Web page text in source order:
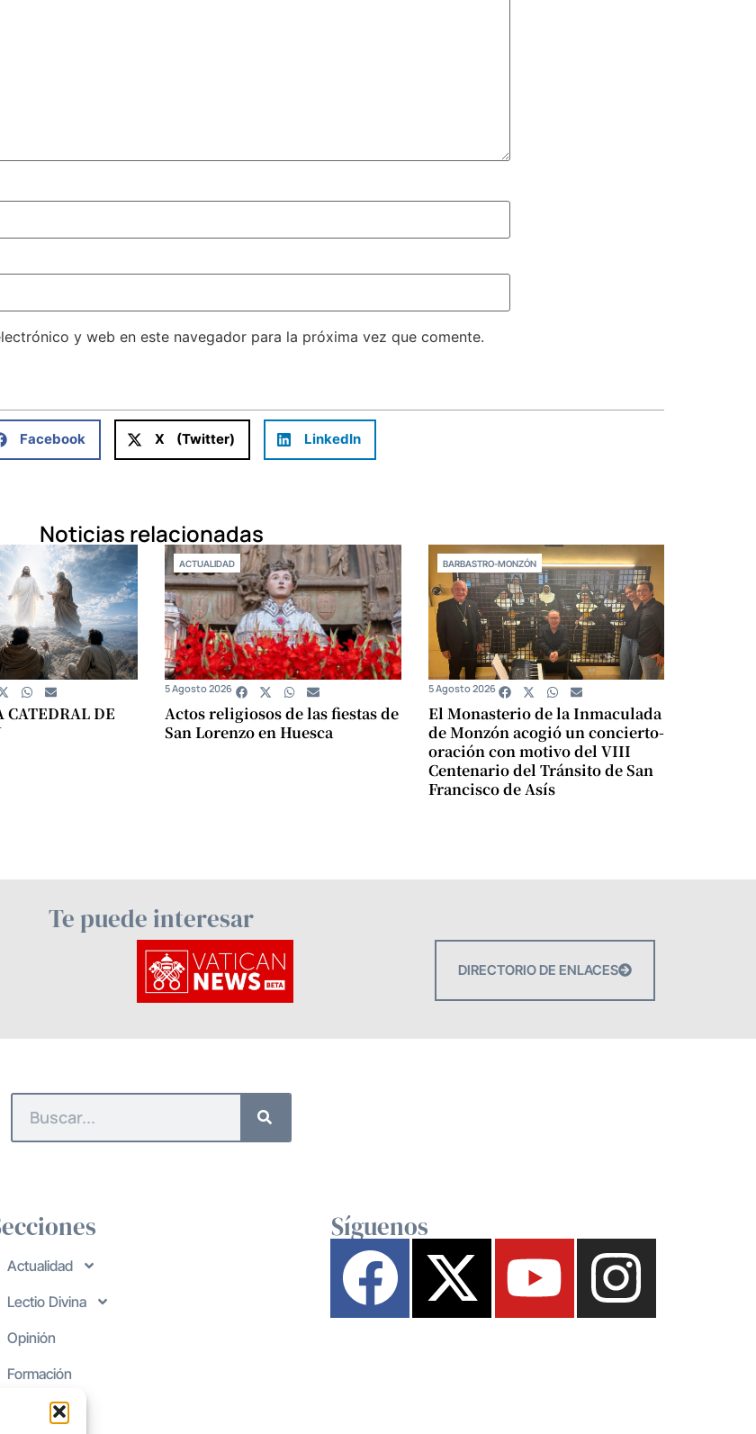
y web en este navegador para la próxima vez que comente.
Facebook X (Twitter) LinkedIn
Noticias relacionadas
CATEDRAL DE
ACTUALIDAD
Actos religiosos de las fiestas de
San Lorenzo en Huesca
5 Agosto 2026
BARBASTRO-MONZÓN
El Monasterio de la Inmaculada
de Monzón acogió un concierto-
oración con motivo del VIII
Centenario del Tránsito de San
Francisco de Asís
5 Agosto 2026
Te puede interesar
DIRECTORIO DE ENLACES
Actualidad
Lectio Divina
Opinión
Formación
Síguenos